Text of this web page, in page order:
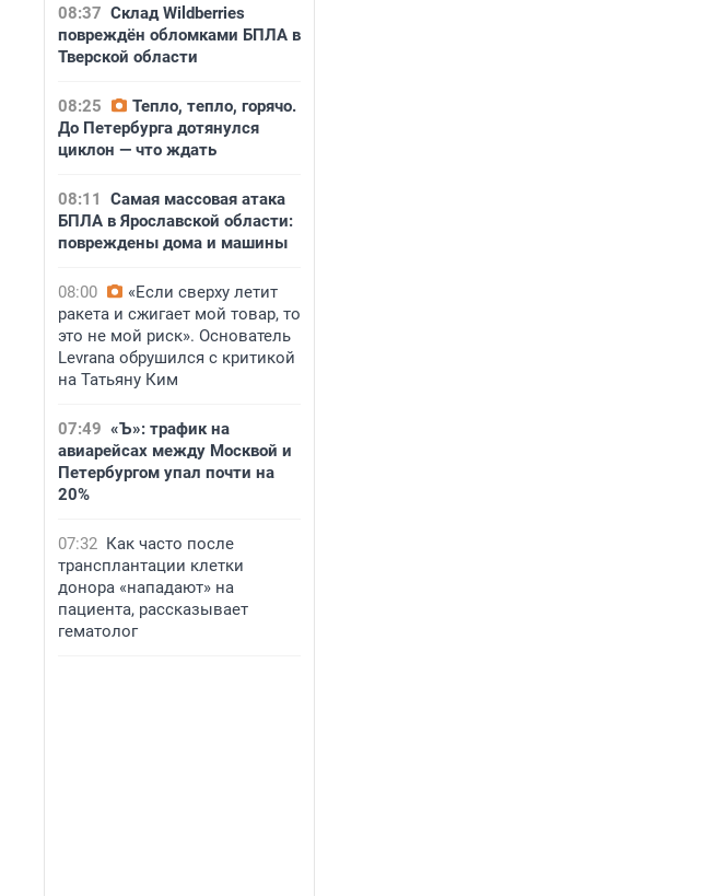
08:37 Склад Wildberries
повреждён обломками БПЛА в
Тверской области
08:25
Тепло, тепло, горячо.
До Петербурга дотянулся
циклон — что ждать
08:11
Самая массовая атака
БПЛА в Ярославской области:
повреждены дома и машины
08:00
«Если сверху летит
ракета и сжигает мой товар, то
это не мой риск». Основатель
Levrana обрушился с критикой
на Татьяну Ким
07:49 «Ъ»: трафик на
авиарейсах между Москвой и
Петербургом упал почти на
20%
07:32 Как часто после
трансплантации клетки
донора «нападают» на
пациента, рассказывает
гематолог